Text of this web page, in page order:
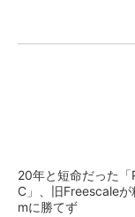
20年と短命だった「
C」、旧Freescaleが
mに勝てず